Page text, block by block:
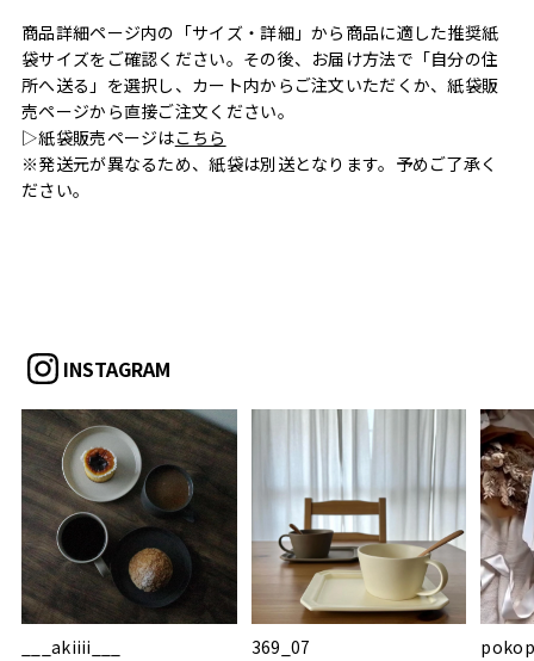
商品詳細ページ内の「サイズ・詳細」から商品に適した推奨紙
袋サイズをご確認ください。その後、お届け方法で「自分の住
所へ送る」を選択し、カート内からご注文いただくか、紙袋販
売ページから直接ご注文ください。
▷紙袋販売ページはこちら
※発送元が異なるため、紙袋は別送となります。予めご了承く
ださい。
INSTAGRAM
___akiiii___
369_07